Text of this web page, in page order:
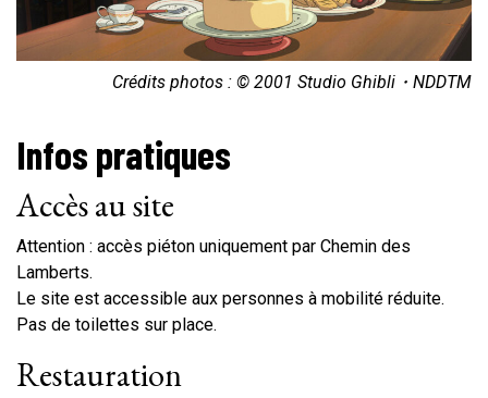
Crédits photos : © 2001 Studio Ghibli・NDDTM
Infos pratiques
Accès au site
Attention : accès piéton uniquement par Chemin des
Lamberts.
Le site est accessible aux personnes à mobilité réduite.
Pas de toilettes sur place.
Restauration